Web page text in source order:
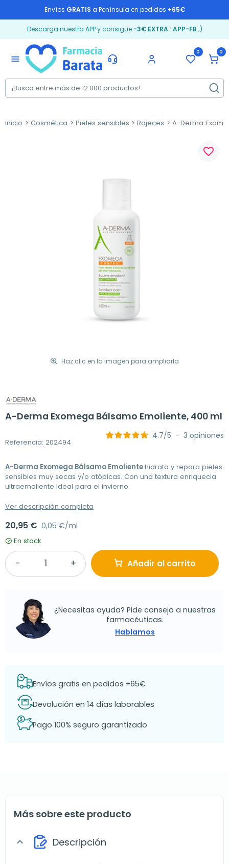
Envíos GRATIS a Península en pedidos +65€
Descarga nuestra APP y consigue -3€ EXTRA: APP-FB ;)
menu
0 0
Inicio Cosmética Pieles sensibles Rojeces A-Derma
Haz clic en la imagen para ampliarla
favorite_border
A-Derma Exomega Bálsamo Emoliente, 400 ml
Referencia: 202494
4.7/5 - 3 opiniones
A-Derma Exomega Bálsamo Emolientehidrata y repara pieles
sensibles muy secas y/o atópicas. Con una textura enriquecia
ultraemoliente ideal para el invierno.
Ver descripción completa
20,95 € 0,05 €/ml
En stock
Añadir al carrito
¿Necesitas ayuda? Pide consejo a nuestras
farmacéuticas.
Hablamos
Envíos gratis en pedidos +65€
Devolución en 14 días laborables
Pago 100% seguro garantizado
Más sobre este producto
expand_more Descripción